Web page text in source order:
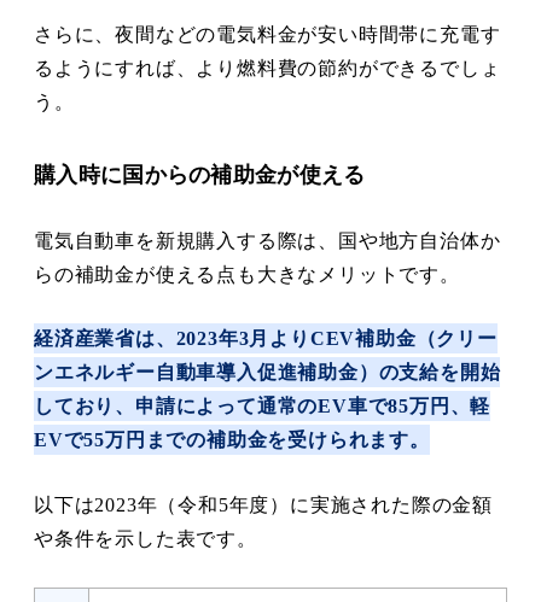
さらに、夜間などの電気料金が安い時間帯に充電す
るようにすれば、より燃料費の節約ができるでしょ
う。
購入時に国からの補助金が使える
電気自動車を新規購入する際は、国や地方自治体か
らの補助金が使える点も大きなメリットです。
経済産業省は、2023年3月よりCEV補助金（クリー
ンエネルギー自動車導入促進補助金）の支給を開始
しており、申請によって通常のEV車で85万円、軽
EVで55万円までの補助金を受けられます。
以下は2023年（令和5年度）に実施された際の金額
や条件を示した表です。